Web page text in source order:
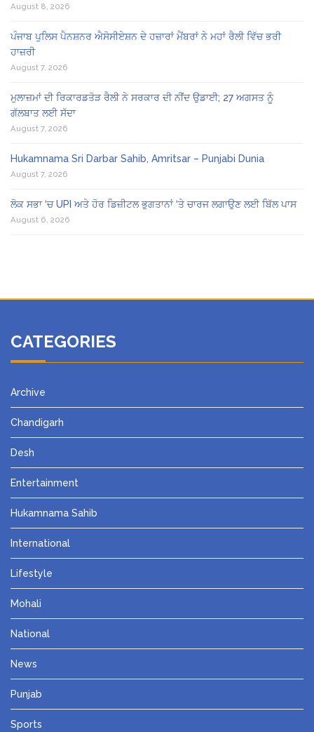
August 8, 2026
ਪੰਜਾਬ ਪੁਲਿਸ ਪੈਨਸ਼ਨਰ ਐਸੋਸੀਏਸ਼ਨ ਦੇ ਹਜ਼ਾਰਾਂ ਮੈਂਬਰਾਂ ਨੇ ਮਹਾਂ ਰੈਲੀ ਵਿੱਚ ਭਰੀ
ਹਾਜ਼ਰੀ
August 7, 2026
ਮੁਲਾਜ਼ਮਾਂ ਦੀ ਰਿਕਾਰਡਤੋੜ ਰੈਲੀ ਨੇ ਸਰਕਾਰ ਦੀ ਨੀਂਦ ਉਡਾਈ; 27 ਅਗਸਤ ਨੂੰ
ਗੱਲਬਾਤ ਲਈ ਸੱਦਾ
August 7, 2026
Hukamnama Sri Darbar Sahib, Amritsar – Punjabi Dunia
August 7, 2026
ਲੋਕ ਸਭਾ ‘ਚ UPI ਅਤੇ ਹੋਰ ਡਿਜ਼ੀਟਲ ਭੁਗਤਾਨਾਂ ‘ਤੇ ਚਾਰਜ ਲਗਾਉਣ ਲਈ ਬਿੱਲ ਪਾਸ
August 6, 2026
CATEGORIES
Archive
Chandigarh
Desh
Entertainment
Hukamnama Sahib
International
Lifestyle
Mohali
National
News
Punjab
Sports